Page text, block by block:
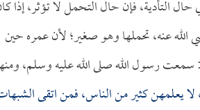
التأدية، فإن حال التحمل لا تؤثر، إذا
الله عنه، تحملها وهو صغير؛ لأن عمره حين
سمعت رسول الله صلى الله عليه وسلم،
لا يعلمهن كثير من الناس، فمن اتقى